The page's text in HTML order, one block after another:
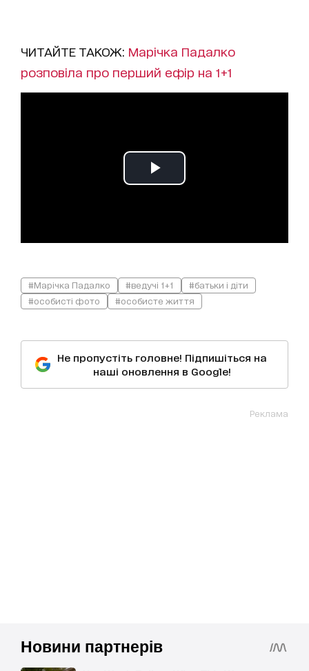
ЧИТАЙТЕ ТАКОЖ: Марічка Падалко
розповіла про перший ефір на 1+1
#Марічка Падалко #ведучі 1+1
#батьки і діти
#особисті фото
#особисте життя
Не пропустіть головне! Підпишіться на
наші оновлення в Google!
Реклама